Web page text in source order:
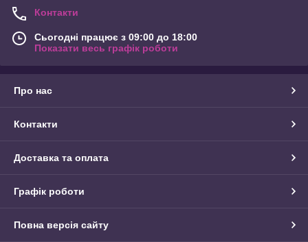
Контакти
Сьогодні працює з 09:00 до 18:00
Показати весь графік роботи
Про нас
Контакти
Доставка та оплата
Графік роботи
Повна версія сайту